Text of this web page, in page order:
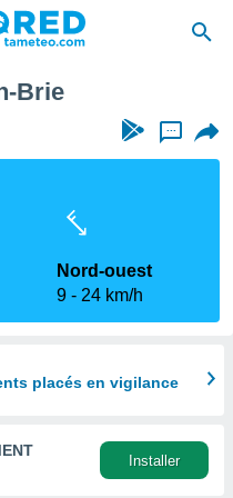
Brie
...
Nord-ouest
9
24 km/h
placés en vigilance
Installer